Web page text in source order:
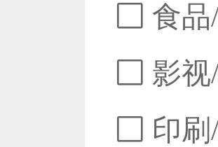
食
影
印